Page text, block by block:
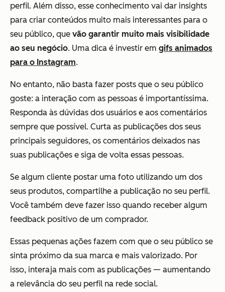
perfil. Além disso, esse conhecimento vai dar insights
para criar conteúdos muito mais interessantes para o
seu público, que vão garantir muito mais visibilidade
ao seu negócio. Uma dica é investir em gifs animados
para o Instagram.
No entanto, não basta fazer posts que o seu público
goste: a interação com as pessoas é importantíssima.
Responda às dúvidas dos usuários e aos comentários
sempre que possível. Curta as publicações dos seus
principais seguidores, os comentários deixados nas
suas publicações e siga de volta essas pessoas.
Se algum cliente postar uma foto utilizando um dos
seus produtos, compartilhe a publicação no seu perfil.
Você também deve fazer isso quando receber algum
feedback positivo de um comprador.
Essas pequenas ações fazem com que o seu público se
sinta próximo da sua marca e mais valorizado. Por
isso, interaja mais com as publicações — aumentando
a relevância do seu perfil na rede social.